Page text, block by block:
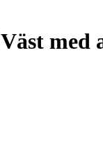
Väst med